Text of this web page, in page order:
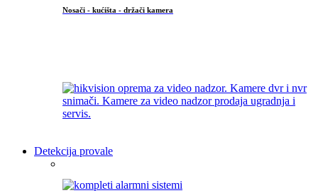
Nosači - kućišta - držači kamera
Detekcija provale